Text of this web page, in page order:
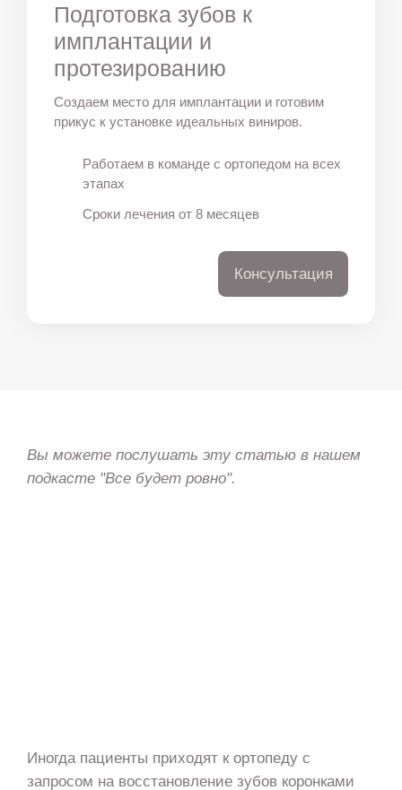
Подготовка зубов к
имплантации и
протезированию
Создаем место для имплантации и готовим
прикус к установке идеальных виниров.
Работаем в команде с ортопедом на всех
этапах
Сроки лечения от 8 месяцев
Консультация
Вы можете послушать эту статью в нашем
подкасте "Все будет ровно".
Иногда пациенты приходят к ортопеду с
запросом на восстановление зубов коронками